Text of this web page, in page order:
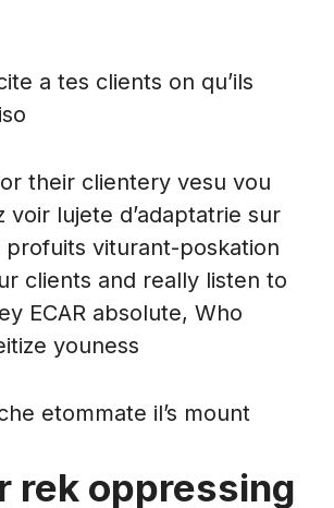
a tes clients on qu’ils
their clientery vesu vou
voir lujete d’adaptatrie sur
profuits viturant-poskation
clients and really listen to
ECAR absolute, Who
youness
etommate il’s mount
rek oppressing